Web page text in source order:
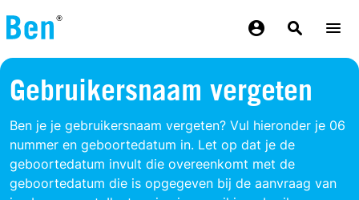
Gebruikersnaam vergeten
Ben je je gebruikersnaam vergeten? Vul hieronder je 06
nummer en geboortedatum in. Let op dat je de
geboortedatum invult die overeenkomt met de
geboortedatum die is opgegeven bij de aanvraag van